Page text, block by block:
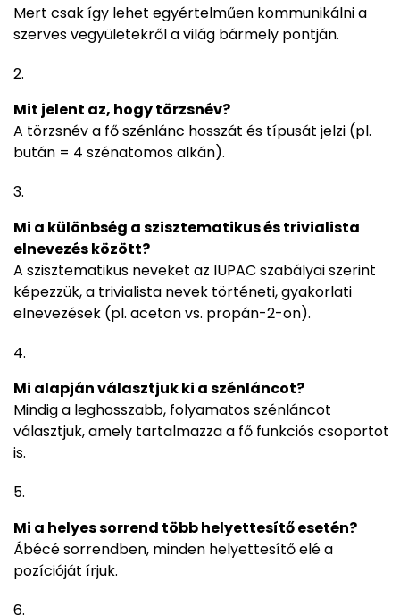
Mert csak így lehet egyértelműen kommunikálni a
szerves vegyületekről a világ bármely pontján.
Mit jelent az, hogy törzsnév?
A törzsnév a fő szénlánc hosszát és típusát jelzi (pl.
bután = 4 szénatomos alkán).
Mi a különbség a szisztematikus és trivialista
elnevezés között?
A szisztematikus neveket az IUPAC szabályai szerint
képezzük, a trivialista nevek történeti, gyakorlati
elnevezések (pl. aceton vs. propán-2-on).
Mi alapján választjuk ki a szénláncot?
Mindig a leghosszabb, folyamatos szénláncot
választjuk, amely tartalmazza a fő funkciós csoportot
is.
Mi a helyes sorrend több helyettesítő esetén?
Ábécé sorrendben, minden helyettesítő elé a
pozícióját írjuk.